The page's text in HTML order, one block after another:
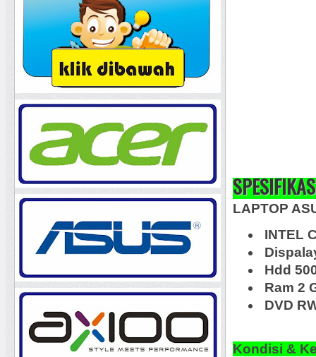
LAPTOP
INTEL
Hdd
Ram 2
DVD
Kondisi &